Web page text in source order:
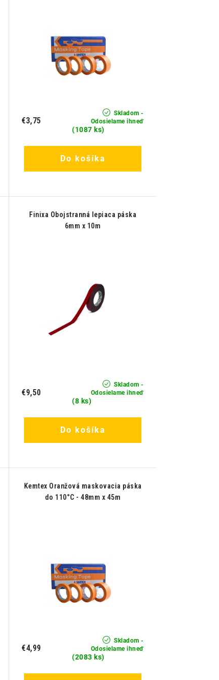
Skladom -
Odosielame ihneď
(1087 ks)
€3,75
Do košíka
Finixa Obojstranná lepiaca páska
6mm x 10m
Skladom -
Odosielame ihneď
(8 ks)
€9,50
Do košíka
Kemtex Oranžová maskovacia páska
do 110°C - 48mm x 45m
Skladom -
Odosielame ihneď
(2083 ks)
€4,99